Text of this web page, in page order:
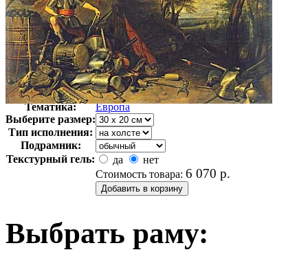
Автор:
Рейкарт Давид
Арт-стиль
Барокко
Тематика:
Европа
Выберите размер:
Тип исполнения:
Подрамник:
Текстурный гель:
да
нет
Стоимость товара: 6 070 р.
Выбрать раму: